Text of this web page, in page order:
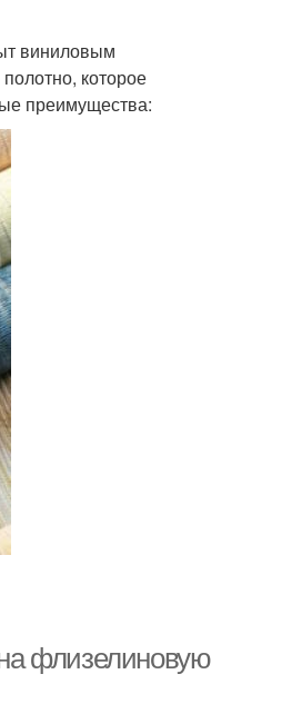
виниловым
которое
преимущества:
флизелиновую